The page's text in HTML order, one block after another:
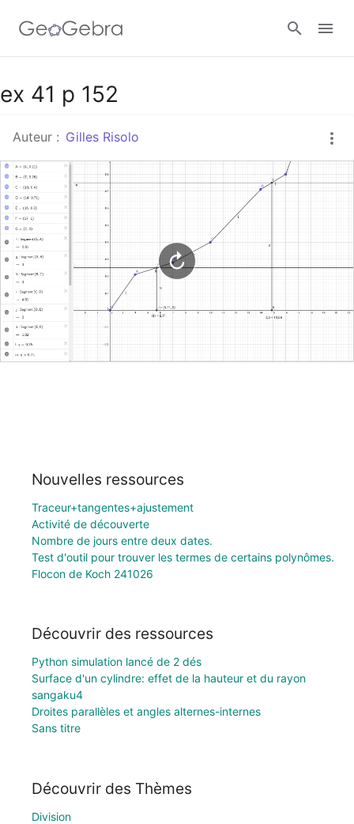
Google Classroom
Classe GeoGebra
ex 41 p 152
Auteur : Gilles Risolo
Nouvelles ressources
Traceur+tangentes+ajustement
Activité de découverte
Nombre de jours entre deux dates.
Test d'outil pour trouver les termes de certains polynômes.
Flocon de Koch 241026
Découvrir des ressources
Python simulation lancé de 2 dés
Surface d'un cylindre: effet de la hauteur et du rayon
sangaku4
Droites parallèles et angles alternes-internes
Sans titre
Découvrir des Thèmes
Division